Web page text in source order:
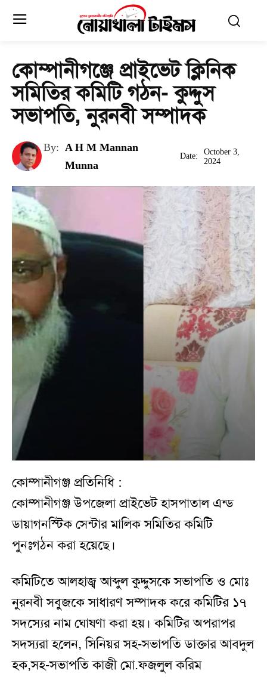
কোম্পানীগঞ্জে প্রাইভেট ক্লিনিক
সমিতির কমিটি গঠন- কুদ্দুস
সভাপতি, নুরনবী সম্পাদক
By: A H M Mannan
Munna
Date:
October 3,
2024
কোম্পানীগঞ্জ প্রতিনিধি :
কোম্পানীগঞ্জ উপজেলা প্রাইভেট হাসপাতাল এন্ড
ডায়াগনস্টিক সেন্টার মালিক সমিতির কমিটি
পুনঃগঠন করা হয়েছে।
কমিটিতে আলহাজ্ব আব্দুল কুদ্দুসকে সভাপতি ও মোঃ
নুরনবী সবুজকে সাধারণ সম্পাদক করে কমিটির ১৭
সদস্যের নাম ঘোষণা করা হয়। কমিটির অপরাপর
সদস্যরা হলেন, সিনিয়র সহ-সভাপতি ডাক্তার আবদুল
হক,সহ-সভাপতি কাজী মো.ফজলুল করিম